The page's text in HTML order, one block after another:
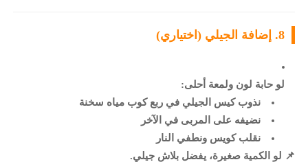
8. إضافة الجيلي (اختياري)
لو حابة لون ولمعة أحلى:
نذوب كيس الجيلي في ربع كوب مياه سخنة
نضيفه على المربى في الآخر
نقلب كويس ونطفي النار
📌 لو الكمية صغيرة، يفضل بلاش جيلي.